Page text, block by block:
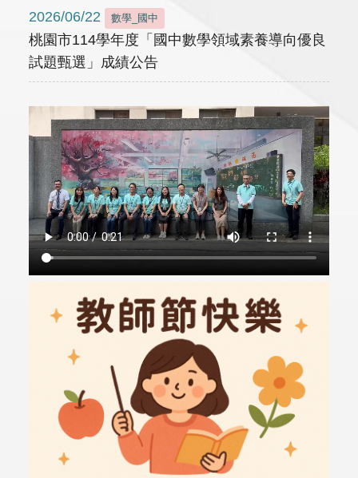
2026/06/22 數學_國中
桃園市114學年度「國中數學領域素養導向優良
試題甄選」成績公告